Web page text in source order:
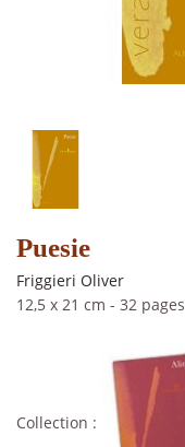
Puesie
Friggieri Oliver
12,5 x 21 cm - 32 pages
Collection :